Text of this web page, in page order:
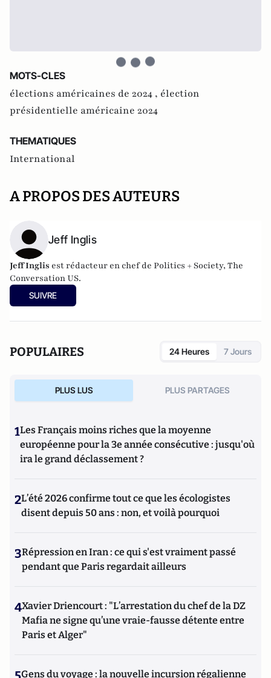
MOTS-CLES
élections américaines de 2024 , élection
présidentielle américaine 2024
THEMATIQUES
International
A PROPOS DES AUTEURS
Jeff Inglis
Jeff Inglis est rédacteur en chef de Politics + Society, The
Conversation US.
SUIVRE
POPULAIRES 24 Heures 7 Jours
PLUS LUS PLUS PARTAGES
1Les Français moins riches que la moyenne
européenne pour la 3e année consécutive : jusqu'où
ira le grand déclassement ?
2L’été 2026 confirme tout ce que les écologistes
disent depuis 50 ans : non, et voilà pourquoi
3Répression en Iran : ce qui s'est vraiment passé
pendant que Paris regardait ailleurs
4Xavier Driencourt : "L’arrestation du chef de la DZ
Mafia ne signe qu’une vraie-fausse détente entre
Paris et Alger"
Gens du voyage : la nouvelle incursion régalienne